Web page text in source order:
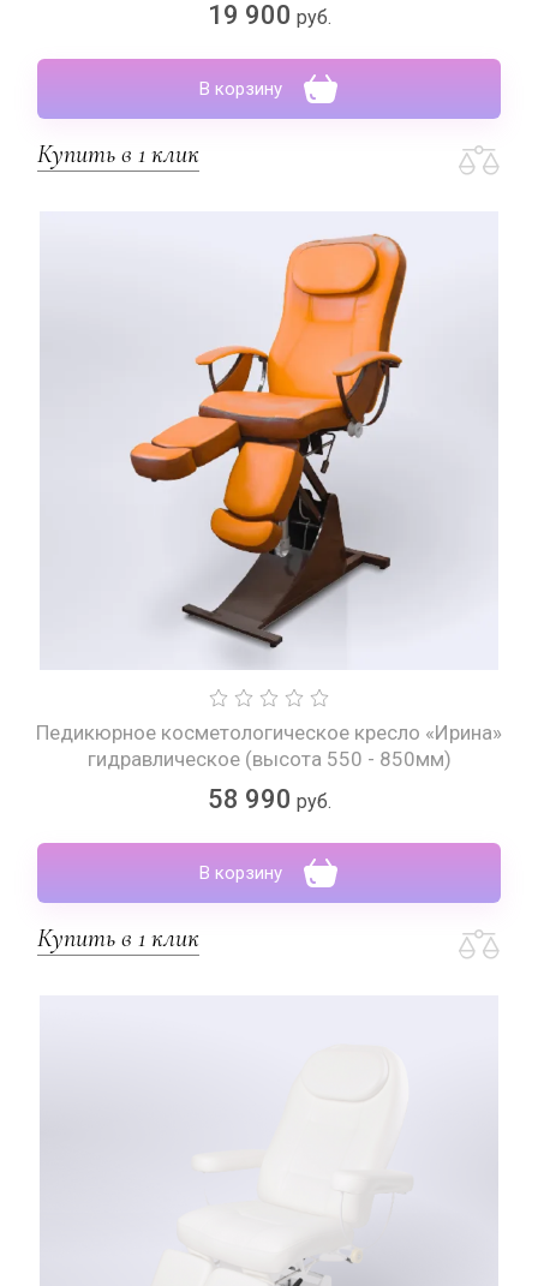
19 900 руб.
В корзину
Купить в 1 клик
Педикюрное косметологическое кресло «Ирина»
гидравлическое (высота 550 - 850мм)
58 990 руб.
В корзину
Купить в 1 клик